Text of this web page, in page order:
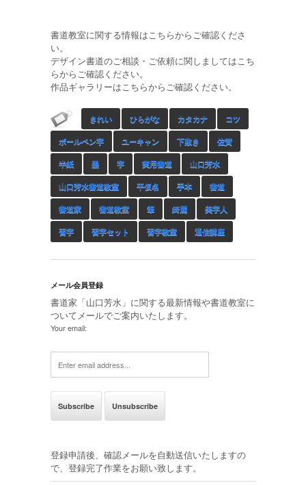
書道教室に関する情報はこちらからご確認くださ
い。
デザイン書道のご相談・ご依頼に関しましてはこち
らからご確認ください。
作品ギャラリーはこちらからご確認ください。
きれい ひらがな カタカナ コツ
ボールペン字 ユーキャン 下敷き 佐賀
半紙 墨 字 実用書道 山口芳水
山口芳水書道教室 平仮名 手本 書道
書道家 書道教室 筆 綺麗 美字人
習字 習字セット 習字教室 通信講座
メール会員登録
書道家「山口芳水」に関する最新情報や書道教室に
ついてメールでご案内いたします。
Your email:
登録申請後、確認メールを自動送信いたしますの
で、登録完了作業をお願い致します。